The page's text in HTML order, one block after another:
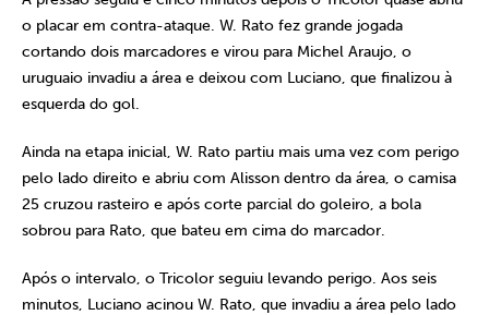
o placar em contra-ataque. W. Rato fez grande jogada
cortando dois marcadores e virou para Michel Araujo, o
uruguaio invadiu a área e deixou com Luciano, que finalizou à
esquerda do gol.
Ainda na etapa inicial, W. Rato partiu mais uma vez com perigo
pelo lado direito e abriu com Alisson dentro da área, o camisa
25 cruzou rasteiro e após corte parcial do goleiro, a bola
sobrou para Rato, que bateu em cima do marcador.
Após o intervalo, o Tricolor seguiu levando perigo. Aos seis
minutos, Luciano acinou W. Rato, que invadiu a área pelo lado